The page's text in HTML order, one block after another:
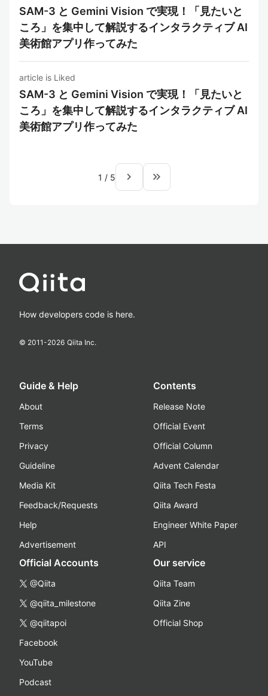
SAM-3 と Gemini Vision で実現！「見たいと
ころ」を集中して解説するインタラクティブ AI
美術館アプリ作ってみた
article is Liked
SAM-3 と Gemini Vision で実現！「見たいと
ころ」を集中して解説するインタラクティブ AI
美術館アプリ作ってみた
1 / 5 navigate_next keyboard_double_arrow_right
How developers code is here.
© 2011-2026 Qiita Inc.
Guide & Help
About
Terms
Privacy
Guideline
Media Kit
Feedback/Requests
Help
Advertisement
Contents
Release Note
Official Event
Official Column
Advent Calendar
Qiita Tech Festa
Qiita Award
Engineer White Paper
API
Official Accounts
@Qiita
@qiita_milestone
@qiitapoi
Facebook
YouTube
Podcast
Our service
Qiita Team
Qiita Zine
Official Shop